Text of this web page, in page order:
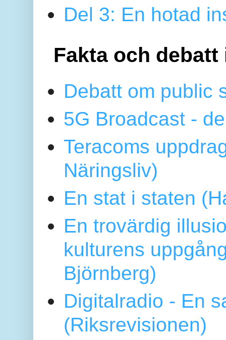
Del 3: En hotad
Fakta och debatt
Debatt om public
5G Broadcast -
Teracoms
Näringsliv)
En stat i staten
En trovärdig
kulturens
Björnberg)
Digitalradio - En
(Riksrevisionen)